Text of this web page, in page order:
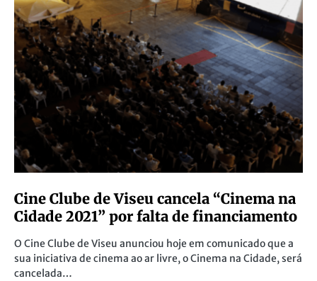
Cine Clube de Viseu cancela “Cinema na
Cidade 2021” por falta de financiamento
O Cine Clube de Viseu anunciou hoje em comunicado que a
sua iniciativa de cinema ao ar livre, o Cinema na Cidade, será
cancelada…